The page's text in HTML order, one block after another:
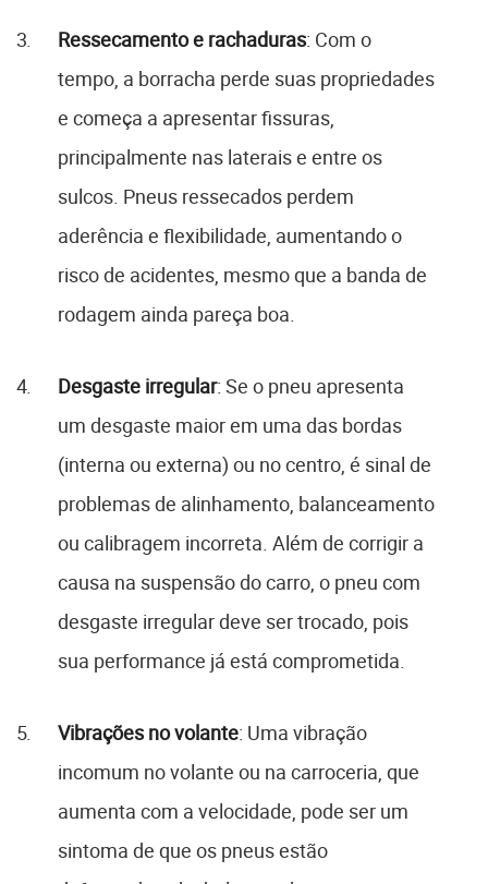
Ressecamento e rachaduras: Com o
tempo, a borracha perde suas propriedades
e começa a apresentar fissuras,
principalmente nas laterais e entre os
sulcos. Pneus ressecados perdem
aderência e flexibilidade, aumentando o
risco de acidentes, mesmo que a banda de
rodagem ainda pareça boa.
Desgaste irregular: Se o pneu apresenta
um desgaste maior em uma das bordas
(interna ou externa) ou no centro, é sinal de
problemas de alinhamento, balanceamento
ou calibragem incorreta. Além de corrigir a
causa na suspensão do carro, o pneu com
desgaste irregular deve ser trocado, pois
sua performance já está comprometida.
Vibrações no volante: Uma vibração
incomum no volante ou na carroceria, que
aumenta com a velocidade, pode ser um
sintoma de que os pneus estão